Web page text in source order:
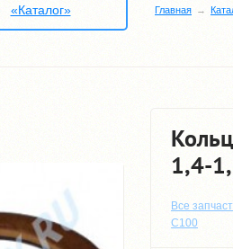
«Каталог» Главная
1,4-
Все
C100